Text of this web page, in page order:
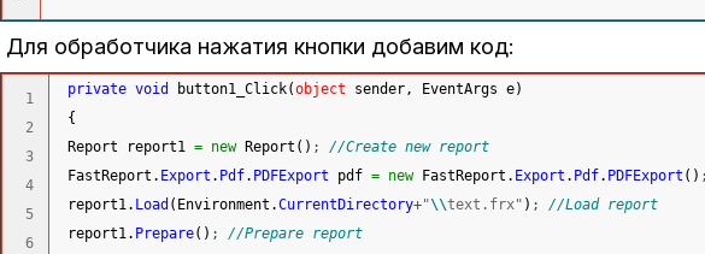
Для обработчика нажатия кнопки добавим код:
1
2
3
4
5
6
private void button1_Click(object sender, EventArgs e)
{
Report report1 = new Report ( ) ;
//Create new report
FastReport. Export . Pdf. PDFExport pdf = new FastReport. Export . Pdf. PDFExport ( ) ;
report1. Load ( Environment.CurrentDirectory+"\\text.frx" ) ;
//Load report
report1. Prepare( ) ; //Prepare report